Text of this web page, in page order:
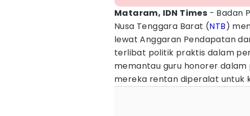
Mataram, IDN Times - Badan
Nusa Tenggara Barat (NTB)
lewat Anggaran Pendapatan
terlibat politik praktis dalam
memantau guru honorer
mereka rentan diperalat untuk